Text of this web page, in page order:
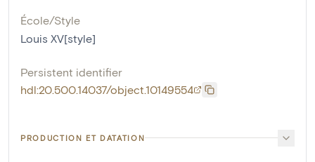
École/Style
Louis XV[style]
Persistent identifier
hdl:20.500.14037/object.10149554
PRODUCTION ET DATATION